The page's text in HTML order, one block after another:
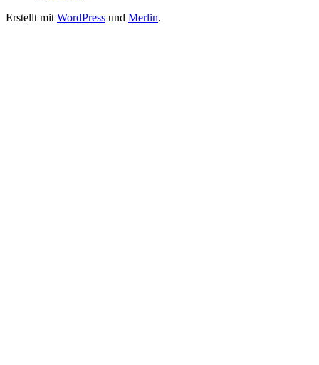
Erstellt mit WordPress und Merlin.